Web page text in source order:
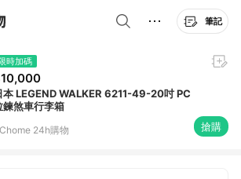
筆記
時加碼
本 LEGEND WALKER 6211-49-20吋 PC
鍊煞車行李箱
24h購物 搶購